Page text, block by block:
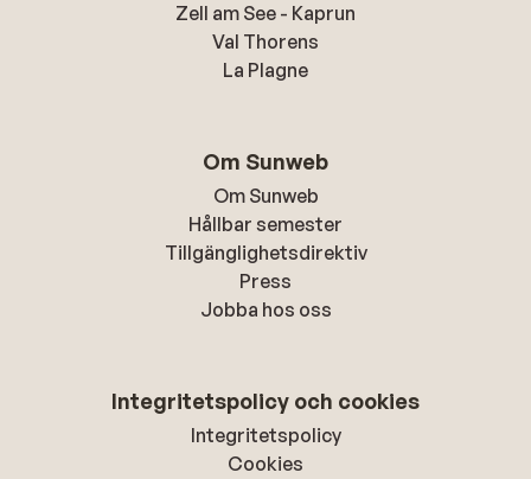
Zell am See - Kaprun
Val Thorens
La Plagne
Om Sunweb
Om Sunweb
Hållbar semester
Tillgänglighetsdirektiv
Press
Jobba hos oss
Integritetspolicy och cookies
Integritetspolicy
Cookies